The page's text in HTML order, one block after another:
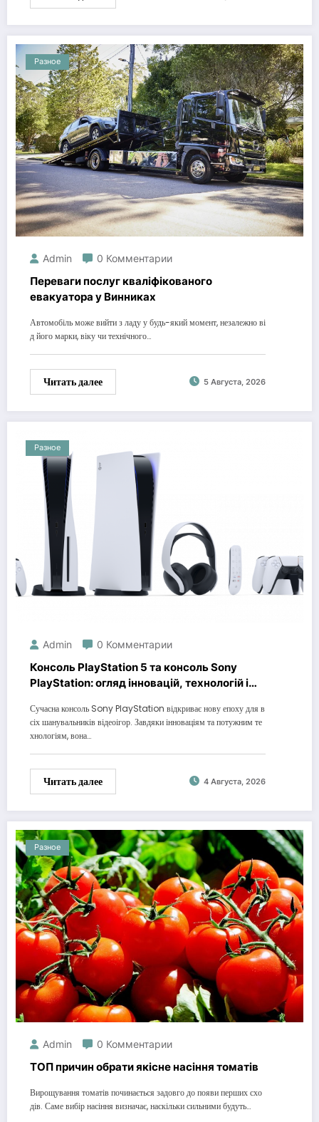
Разное
Admin 0 Комментарии
Переваги послуг кваліфікованого
евакуатора у Винниках
Автомобіль може вийти з ладу у будь-який момент, незалежно ві
д його марки, віку чи технічного…
Читать далее 5 Августа, 2026
Разное
Admin 0 Комментарии
Консоль PlayStation 5 та консоль Sony
PlayStation: огляд інновацій, технологій і
Сучасна консоль Sony PlayStation відкриває нову епоху для в
сіх шанувальників відеоігор. Завдяки інноваціям та потужним те
хнологіям, вона…
Читать далее 4 Августа, 2026
Разное
Admin 0 Комментарии
ТОП причин обрати якісне насіння томатів
Вирощування томатів починається задовго до появи перших схо
дів. Саме вибір насіння визначає, наскільки сильними будуть…